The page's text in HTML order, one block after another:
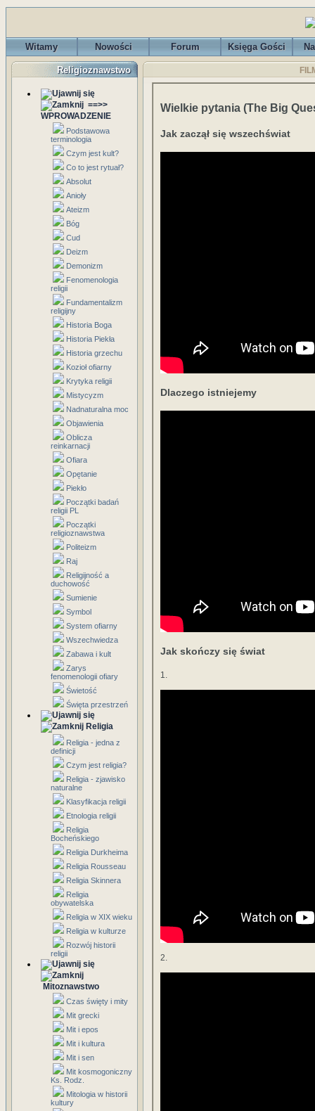
Witamy Nowości Forum Księga Gości
Religioznawstwo
==>>
WPROWADZENIE
Podstawowa
terminologia
Czym jest kult?
Co to jest rytuał?
Absolut
Anioły
Ateizm
Bóg
Cud
Deizm
Demonizm
Fenomenologia
religii
Fundamentalizm
religijny
Historia Boga
Historia Piekła
Historia grzechu
Kozioł ofiarny
Krytyka religii
Mistycyzm
Nadnaturalna moc
Objawienia
Oblicza
reinkarnacji
Ofiara
Opętanie
Piekło
Początki badań
religii PL
Początki
religioznawstwa
Politeizm
Raj
Religijność a
duchowość
Sumienie
Symbol
System ofiarny
Wszechwiedza
Zabawa i kult
Zarys
fenomenologii ofiary
Świetość
Święta przestrzeń
Religia
Religia - jedna z
definicji
Czym jest religia?
Religia - zjawisko
naturalne
Klasyfikacja religii
Etnologia religii
Religia
Bocheńskiego
Religia Durkheima
Religia Rousseau
Religia Skinnera
Religia
obywatelska
Religia w XIX wieku
Religia w kulturze
Rozwój historii
religii
Mitoznawstwo
Czas święty i mity
Mit grecki
Mit i epos
Mit i kultura
Mit i sen
Mit kosmogoniczny
Ks. Rodz.
Mitologia w historii
kultury
Wielkie pytania (The Big
Jak zaczął się wszechświat
Dlaczego istniejemy
Jak skończy się świat
1.
2.